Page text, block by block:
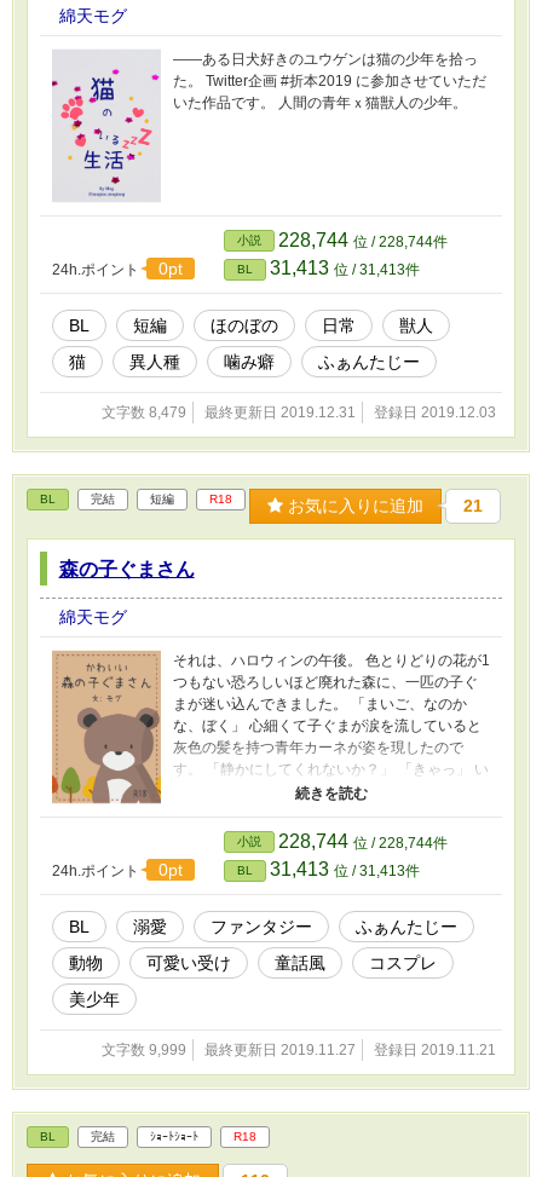
綿天モグ
――ある日犬好きのユウゲンは猫の少年を拾っ
た。 Twitter企画 #折本2019 に参加させていただ
いた作品です。 人間の青年ｘ猫獣人の少年。
24h.ポイント 0pt
小説 228,744 位 / 228,744件
BL 31,413 位 / 31,413件
BL 短編 ほのぼの 日常
獣人
猫
異人種 噛み癖 ふぁんたじー
文字数 8,479 最終更新日 2019.12.31 登録日 2019.12.03
BL 完結 短編 R18 お気に入りに追加 21
森の子ぐまさん
綿天モグ
それは、ハロウィンの午後。 色とりどりの花が1
つもない恐ろしいほど廃れた森に、一匹の子ぐ
まが迷い込んできました。 「まいご、なのか
な、ぼく」 心細くて子ぐまが涙を流していると
灰色の髪を持つ青年カーネが姿を現したので
す。 「静かにしてくれないか？」 「きゃっ」 い
ずれ、この出会いが運命を変え、色を失った森
に命を吹き込みますが、それはカーネが子ぐま
の正体を理解してからのお話。 まずは、子ぐま
が家族を見つけられるかみんなで見守ってみま
せんか？ 森の青年ｘ子ぐまの少年
24h.ポイント 0pt
小説 228,744 位 / 228,744件
BL 31,413 位 / 31,413件
BL 溺愛 ファンタジー
ふぁんたじー
動物
可愛い受け 童話風
コスプレ
美少年
文字数 9,999 最終更新日 2019.11.27 登録日 2019.11.21
BL 完結 ｼｮｰﾄｼｮｰﾄ R18